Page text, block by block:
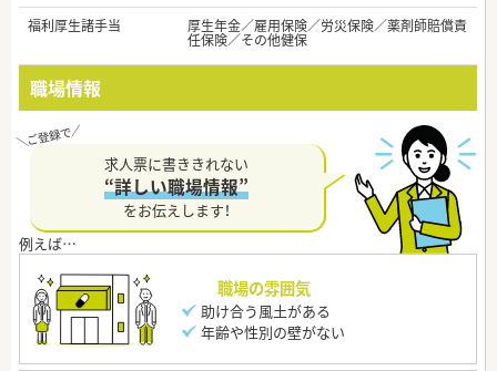
福利厚生諸手当
厚生年金／雇用保険／労災保険／薬剤師賠償責
任保険／その他健保
職場情報
求人票に書ききれない
“詳しい職場情報”
をお伝えします！
職場の雰囲気
助け合う風土がある
年齢や性別の壁がない